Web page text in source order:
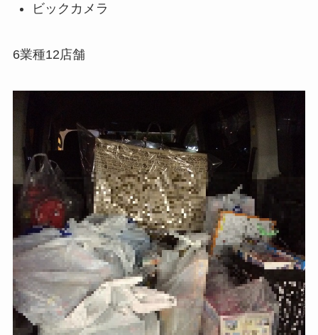
ビックカメラ
6業種12店舗